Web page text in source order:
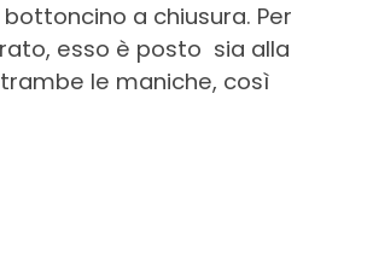
a chiusura. Per
esso è posto sia alla
le maniche, così